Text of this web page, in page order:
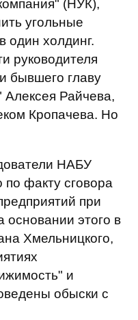
(НУК),
угольные
один холдинг.
руководителя
бывшего главу
Райчева,
Кропачева. Но
НАБУ
по факту сговора
при
основании этого в
Хмельницкого,
и
обыски с